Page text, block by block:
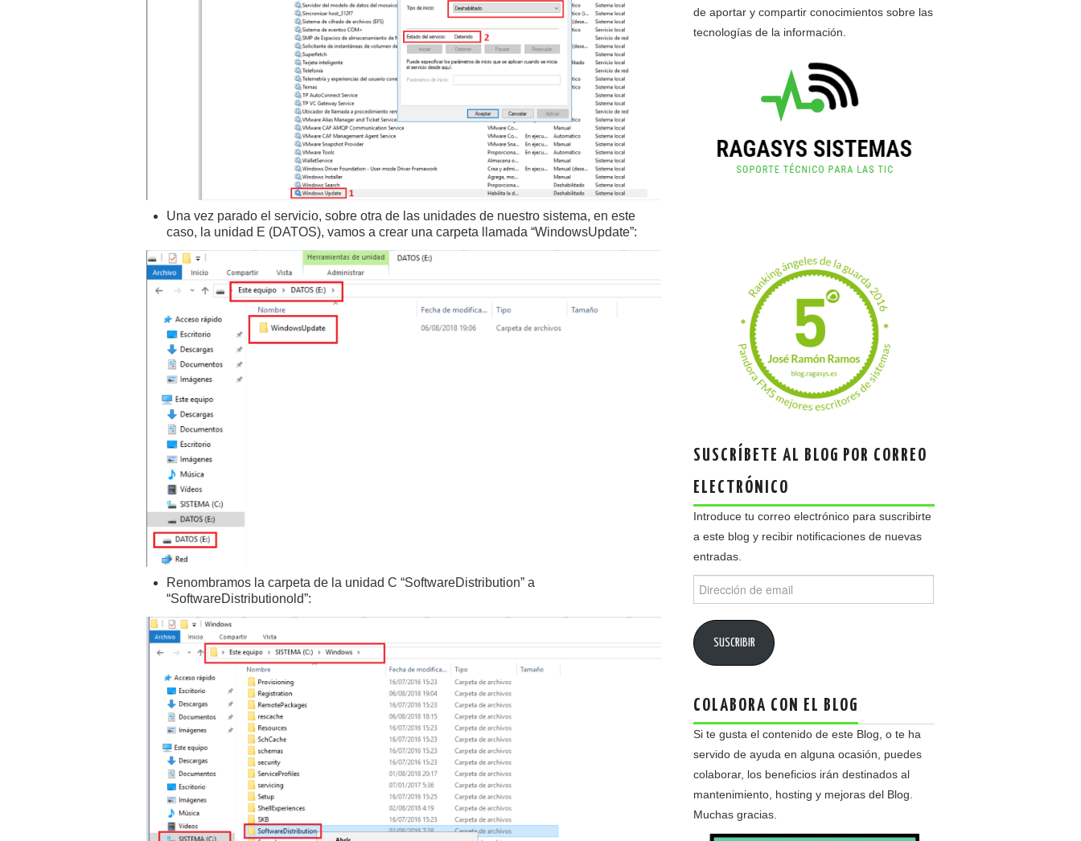
Una vez parado el servicio, sobre otra de las unidades de nuestro sistema, en este
caso, la unidad E (DATOS), vamos a crear una carpeta llamada “WindowsUpdate”:
Renombramos la carpeta de la unidad C “SoftwareDistribution” a
“SoftwareDistributionold”:
de aportar y compartir conocimientos sobre las
tecnologías de la información.
SUSCRÍBETE AL BLOG POR CORREO
ELECTRÓNICO
Introduce tu correo electrónico para suscribirte
a este blog y recibir notificaciones de nuevas
entradas.
de
SUSCRIBIR
COLABORA CON EL BLOG
Si te gusta el contenido de este Blog, o te ha
servido de ayuda en alguna ocasión, puedes
colaborar, los beneficios irán destinados al
mantenimiento, hosting y mejoras del Blog.
Muchas gracias.